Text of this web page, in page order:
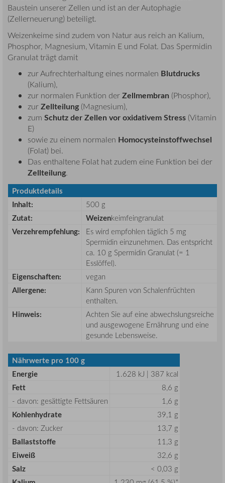
Baustein unserer Zellen und ist an der Autophagie
(Zellerneuerung) beteiligt.
Weizenkeime sind zudem von Natur aus reich an Kalium,
Phosphor, Magnesium, Vitamin E und Folat. Das Spermidin
Granulat trägt damit
zur Aufrechterhaltung eines normalen Blutdrucks
(Kalium),
zur normalen Funktion derZellmembran (Phosphor),
zurZellteilung(Magnesium),
zum Schutz der Zellen vor oxidativem Stress (Vitamin
E)
sowie zu einem normalen Homocysteinstoffwechsel
(Folat) bei.
Das enthaltene Folat hat zudem eine Funktion bei der
Zellteilung.
Produktdetails
Inhalt:
500 g
Zutat: Weizenkeimfeingranulat
Verzehrempfehlung:
Es wird empfohlen täglich 5 mg
Spermidin einzunehmen. Das entspricht
ca. 10 g Spermidin Granulat (= 1
Esslöffel).
Eigenschaften: vegan
Allergene:
Kann Spuren von Schalenfrüchten
enthalten.
Hinweis:
Achten Sie auf eine abwechslungsreiche
und ausgewogene Ernährung und eine
gesunde Lebensweise.
Nährwerte pro 100 g
Energie
1.628 kJ | 387 kcal
Fett
8,6 g
- davon: gesättigte Fettsäuren
1,6 g
Kohlenhydrate
39,1 g
- davon: Zucker
13,7 g
Ballaststoffe 11,3 g
Eiweiß 32,6 g
Salz < 0,03 g